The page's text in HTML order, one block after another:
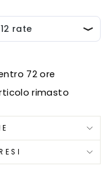
72 ore
rimasto